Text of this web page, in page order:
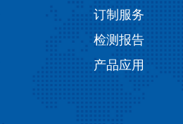
订制服务
检测报告
产品应用